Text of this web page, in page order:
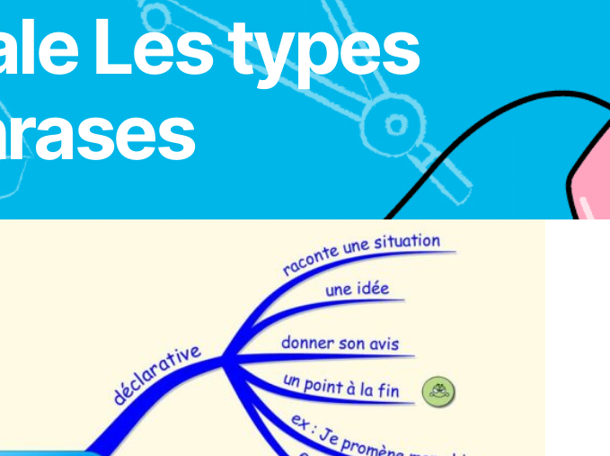
Les types